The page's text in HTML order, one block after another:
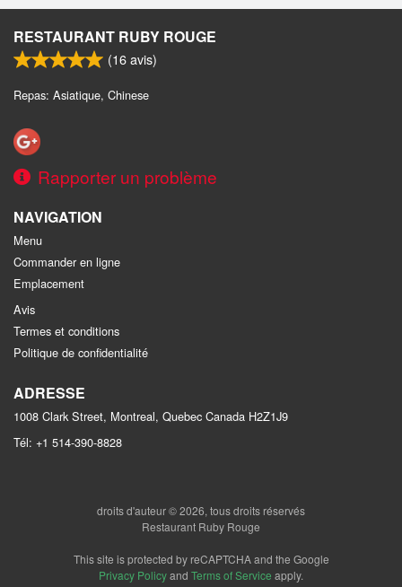
RESTAURANT RUBY ROUGE
(16avis)
Repas: Asiatique, Chinese
Rapporter un problème
NAVIGATION
Menu
Commander en ligne
Emplacement
Avis
Termes et conditions
Politique de confidentialité
ADRESSE
1008 Clark Street, Montreal, Quebec Canada H2Z1J9
Tél: +1 514-390-8828
droits d'auteur © 2026, tous droits réservés
Restaurant Ruby Rouge
This site is protected by reCAPTCHA and the Google
Privacy Policyand Terms of Service apply.